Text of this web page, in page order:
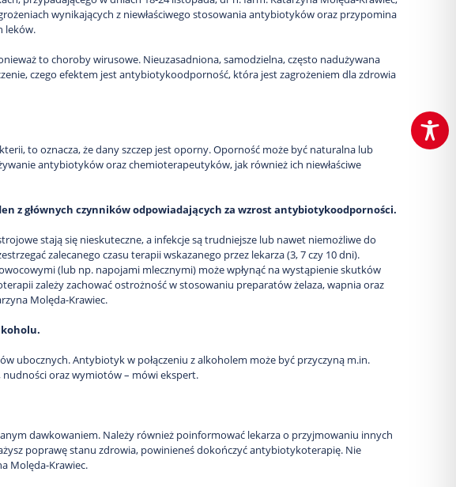
wynikających z niewłaściwego stosowania antybiotyków oraz przypomina
leków.
to choroby wirusowe. Nieuzasadniona, samodzielna, często nadużywana
czego efektem jest antybiotykoodporność, która jest zagrożeniem dla zdrowia
to oznacza, że dany szczep jest oporny. Oporność może być naturalna lub
antybiotyków oraz chemioterapeutyków, jak również ich niewłaściwe
z głównych czynników odpowiadających za wzrost antybiotykoodporności.
stają się nieskuteczne, a infekcje są trudniejsze lub nawet niemożliwe do
zalecanego czasu terapii wskazanego przez lekarza (3, 7 czy 10 dni).
(lub np. napojami mlecznymi) może wpłynąć na wystąpienie skutków
zależy zachować ostrożność w stosowaniu preparatów żelaza, wapnia oraz
Molęda-Krawiec.
ubocznych. Antybiotyk w połączeniu z alkoholem może być przyczyną m.in.
nudności oraz wymiotów – mówi ekspert.
dawkowaniem. Należy również poinformować lekarza o przyjmowaniu innych
poprawę stanu zdrowia, powinieneś dokończyć antybiotykoterapię. Nie
Molęda-Krawiec.